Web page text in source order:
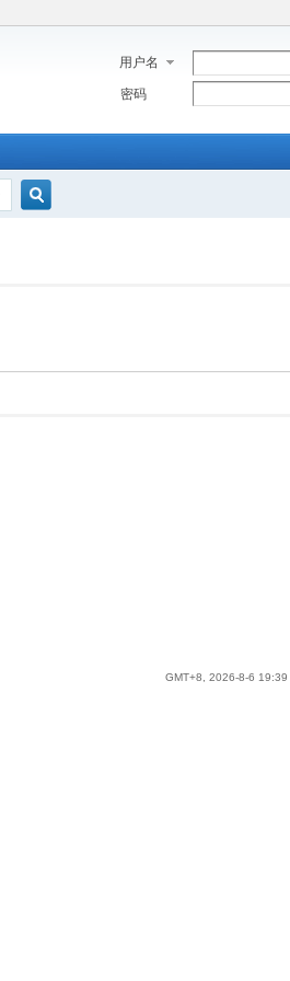
用户名
密码
GMT+8, 2026-8-6 19:39